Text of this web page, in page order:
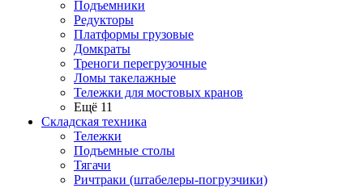
Подъемники
Редукторы
Платформы грузовые
Домкраты
Треноги перегрузочные
Ломы такелажные
Тележки для мостовых кранов
Ещё 11
Складская техника
Тележки
Подъемные столы
Тягачи
Ричтраки (штабелеры-погрузчики)